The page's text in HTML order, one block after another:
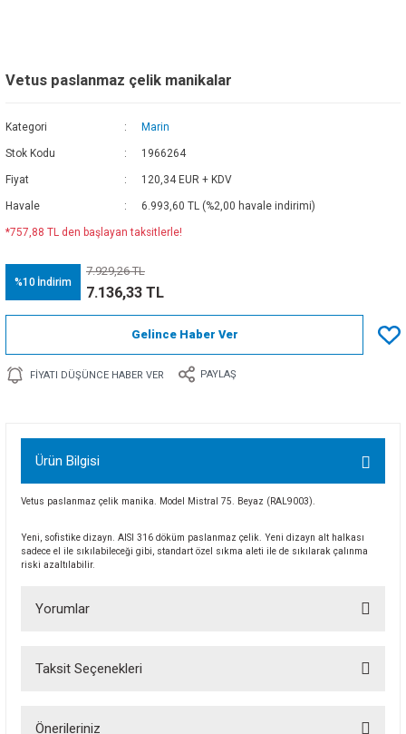
Vetus paslanmaz çelik manikalar
Kategori Marin
Stok Kodu 1966264
Fiyat 120,34 EUR + KDV
Havale 6.993,60 TL (%2,00 havale indirimi)
*757,88 TL den başlayan taksitlerle!
%10 İndirim
7.929,26 TL
7.136,33 TL
Gelince Haber Ver
FIYATI DÜŞÜNCE HABER VER PAYLAŞ
Ürün Bilgisi
Vetus paslanmaz çelik manika. Model Mistral 75. Beyaz (RAL9003).
Yeni, sofistike dizayn. AISI 316 döküm paslanmaz çelik. Yeni dizayn alt halkası
sadece el ile sıkılabileceği gibi, standart özel sıkma aleti ile de sıkılarak çalınma
riski azaltılabilir.
Yorumlar
Taksit Seçenekleri
Önerileriniz